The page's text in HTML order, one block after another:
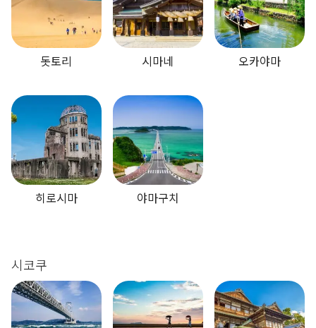
돗토리 시마네 오카야마
히로시마 야마구치
시코쿠